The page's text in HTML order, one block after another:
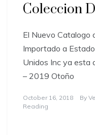
Coleccion
El Nuevo Catalogo
Importado a
Unidos Inc ya esta
– 2019 Otoño
October 16, 2018 By
Reading